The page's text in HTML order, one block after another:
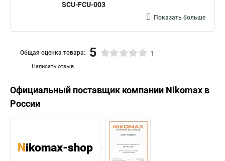
SCU-FCU-003
Показать больше
Написать отзыв
Общая оценка товара: 5 1
Официальный поставщик компании Nikomax в
России